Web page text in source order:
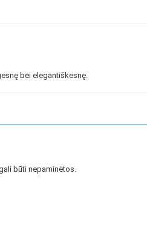
bei elegantiškesnę.
būti nepaminėtos.